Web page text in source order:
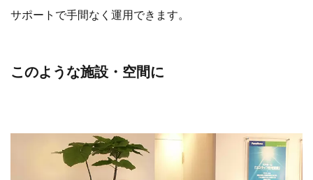
サポートで手間なく運用できます。
このような施設・空間に